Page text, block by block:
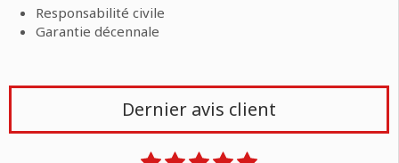
Responsabilité civile
Garantie décennale
Dernier avis client